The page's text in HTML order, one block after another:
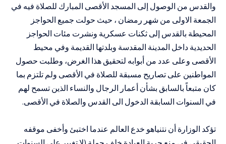
والقدس من الوصول إلى المسجد الأقصى المبارك للصلاة فيه في
الجمعة الاولى من شهر رمضان ، حيث حولت جميع الحواجز
المحيطة بالقدس إلى ثكنات عسكرية ونشرت مئات الحواجز
الحديدية داخل المدينة المقدسة وبلدتها القديمة وفي محيط
الأقصى وعلى عدد من أبوابه لتحقيق هذا الغرض، وطلبت حصول
المواطنين على تصاريح مسبقة للصلاة في الأقصى ولم تلتزم بما
كان متبعاً بالسابق بشأن أعمار الرجال والنساء الذين تسمح لهم
في السنوات السابقة الدخول الى القدس والصلاة في الأقصى.
تؤكد الوزارة أن نتنياهو خدع العالم عندما اختبئ وأخفى موقفه